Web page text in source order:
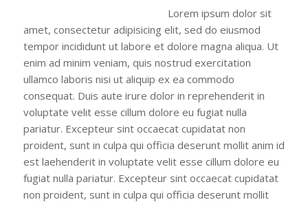
Lorem ipsum dolor sit
amet, consectetur adipisicing elit, sed do eiusmod
tempor incididunt ut labore et dolore magna aliqua. Ut
enim ad minim veniam, quis nostrud exercitation
ullamco laboris nisi ut aliquip ex ea commodo
consequat. Duis aute irure dolor in reprehenderit in
voluptate velit esse cillum dolore eu fugiat nulla
pariatur. Excepteur sint occaecat cupidatat non
proident, sunt in culpa qui officia deserunt mollit anim id
est laehenderit in voluptate velit esse cillum dolore eu
fugiat nulla pariatur. Excepteur sint occaecat cupidatat
non proident, sunt in culpa qui officia deserunt mollit